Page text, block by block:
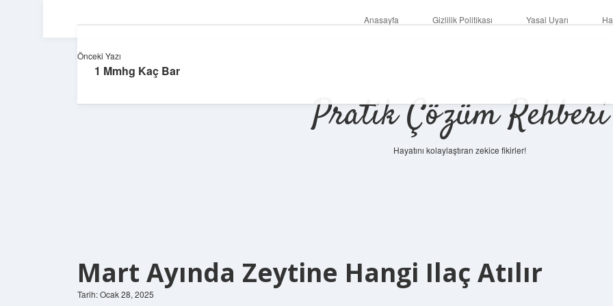
Anasayfa Gizlilik Politikası Yasal Uyarı
Pratik Çözüm Rehberi
Hayatını kolaylaştıran zekice fikirler!
Mart Ayında Zeytine Hangi Ilaç Atılır
Tarih: Ocak 28, 2025
Önceki Yazı
1 Mmhg Kaç Bar